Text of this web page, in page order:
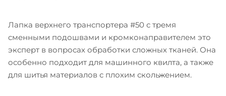
Лапка верхнего транспортера #50 с тремя
сменными подошвами и кромконаправителем это
эксперт в вопросах обработки сложных тканей. Она
особенно подходит для машинного квилта, а также
для шитья материалов с плохим скольжением.